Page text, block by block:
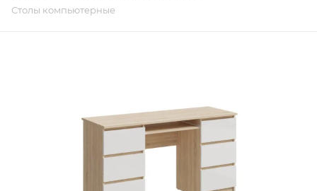
Столы компьютерные